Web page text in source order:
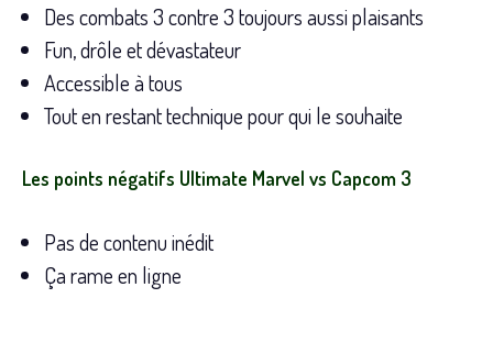
Des combats 3 contre 3 toujours aussi plaisants
Fun, drôle et dévastateur
Accessible à tous
Tout en restant technique pour qui le souhaite
Les points négatifs Ultimate Marvel vs Capcom 3
Pas de contenu inédit
Ça rame en ligne